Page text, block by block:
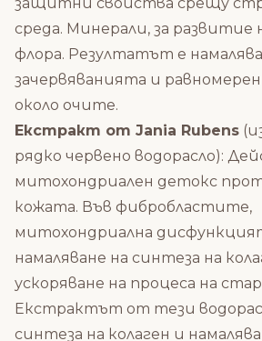
среда. Минерали, за развитие
флора. Резултатът е
зачервяванията и
около очите.
Екстракт от Jania Rubens
рядко червено водорасло):
митохондриален детокс
кожата. Във фибробластите,
митохондриална
намаляване на синтеза на
ускоряване на процеса на
Екстрактът от тези
синтеза на колаген и